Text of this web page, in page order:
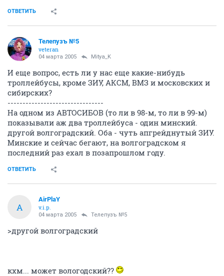
ОТВЕТИТЬ
Телепузъ №5
veteran
04 марта 2005 Mitya_K
И еще вопрос, есть ли у нас еще какие-нибудь
троллейбусы, кроме ЗИУ, АКСМ, ВМЗ и московских и
сибирских?
--------------------------------
На одном из АВТОСИБОВ (то ли в 98-м, то ли в 99-м)
показывали аж два троллейбуса - один минский.
другой волгоградский. Оба - чуть апгрейднутый ЗИУ.
Минские и сейчас бегают, на волгоградском я
последний раз ехал в позапрошлом году.
ОТВЕТИТЬ
A
AirPlaY
v.i.p.
04 марта 2005 Телепузъ №5
>другой волгоградский
кхм... может вологодский??